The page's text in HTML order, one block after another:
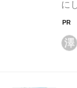
方
み
い
も
に
し
も
ま
澤